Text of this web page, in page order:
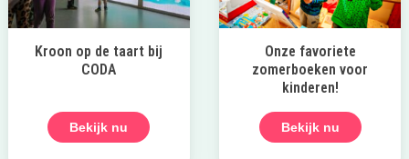
Kroon op de taart bij
CODA
Bekijk nu
Onze favoriete
zomerboeken voor
kinderen!
Bekijk nu